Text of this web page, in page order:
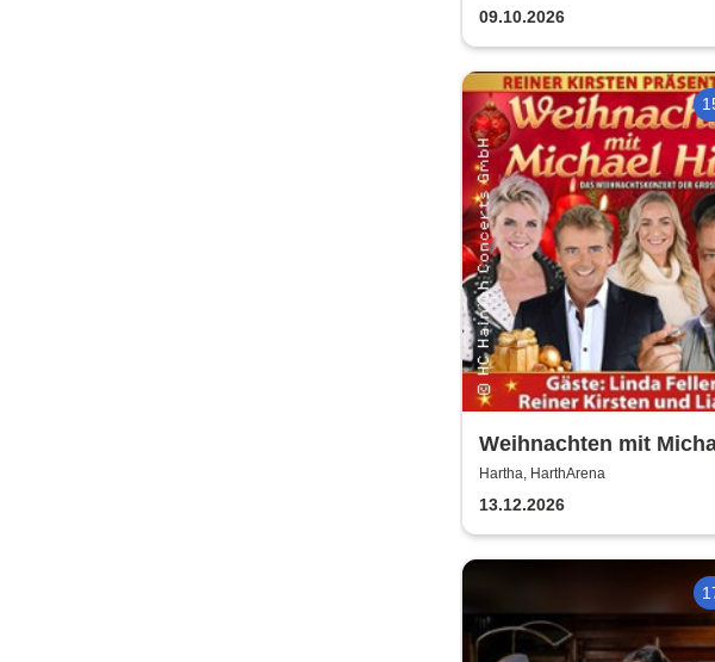
09.10.2026
Weihnachten mit
Hirte 2026
Hartha, HarthArena
13.12.2026